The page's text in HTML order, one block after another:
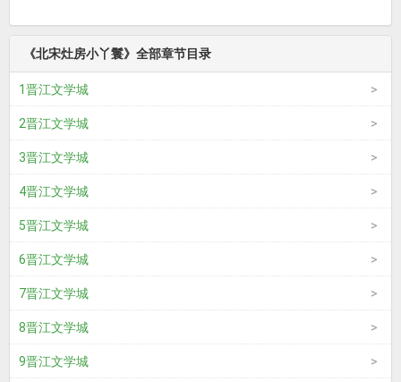
《北宋灶房小丫鬟》全部章节目录
1晋江文学城
2晋江文学城
3晋江文学城
4晋江文学城
5晋江文学城
6晋江文学城
7晋江文学城
8晋江文学城
9晋江文学城